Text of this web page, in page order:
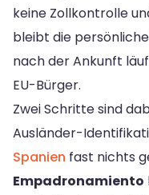
keine Zollkontrolle
bleibt die
nach der Ankunft
EU-Bürger.
Zwei Schritte sind
Ausländer-
Spanien fast nichts
Empadronamiento